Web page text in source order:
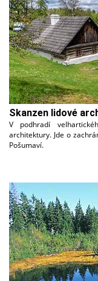
Skanzen lidové
V podhradí
architektury. Jde o
Pošumaví.